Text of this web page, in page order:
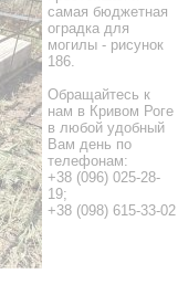
самая бюджетная
оградка для
могилы - рисунок
186.
Обращайтесь к
нам в Кривом Роге
в любой удобный
Вам день по
телефонам:
+38 (096) 025-28-
19;
+38 (098) 615-33-02